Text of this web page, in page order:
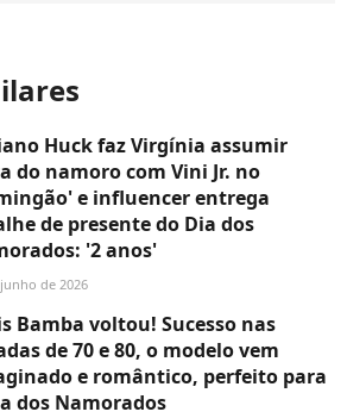
Huck faz Virgínia assumir
do namoro com Vini Jr. no
e influencer entrega
de presente do Dia dos
'2 anos'
de 2026
Bamba voltou! Sucesso nas
de 70 e 80, o modelo vem
e romântico, perfeito para
dos Namorados